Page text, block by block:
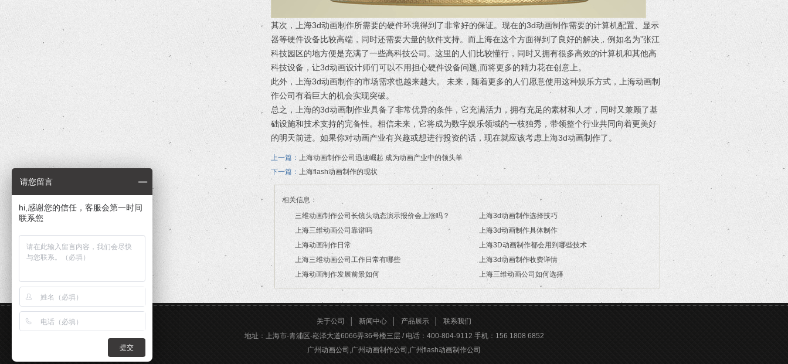
其次，上海3d动画制作所需要的硬件环境得到了非常好的保证。现在的3d动画制作需要的计算机配置、显示
器等硬件设备比较高端，同时还需要大量的软件支持。而上海在这个方面得到了良好的解决，例如名为”张江
科技园区的地方便是充满了一些高科技公司。这里的人们比较懂行，同时又拥有很多高效的计算机和其他高
科技设备，让3d动画设计师们可以不用担心硬件设备问题,而将更多的精力花在创意上。
此外，上海3d动画制作的市场需求也越来越大。 未来，随着更多的人们愿意使用这种娱乐方式，上海动画制
作公司有着巨大的机会实现突破。
总之，上海的3d动画制作业具备了非常优异的条件，它充满活力，拥有充足的素材和人才，同时又兼顾了基
础设施和技术支持的完备性。相信未来，它将成为数字娱乐领域的一枝独秀，带领整个行业共同向着更美好
的明天前进。如果你对动画产业有兴趣或想进行投资的话，现在就应该考虑上海3d动画制作了。
上一篇： 上海动画制作公司迅速崛起 成为动画产业中的领头羊
下一篇： 上海flash动画制作的现状
相关信息：
三维动画制作公司长镜头动态演示报价会上涨吗？
2026/07/21
上海3d动画制作选择技巧
2026/03/17
上海三维动画公司靠谱吗
2026/03/16
上海3d动画制作具体制作
2026/03/13
上海动画制作日常
2026/03/12
上海3D动画制作都会用到哪些技术
2026/03/02
上海三维动画公司工作日常有哪些
2026/02/28
上海3d动画制作收费详情
2026/02/26
上海动画制作发展前景如何
2026/02/24
上海三维动画公司如何选择
2026/01/30
关于公司 新闻中心 产品展示
联系我们
地址：上海市-青浦区-崧泽大道6066弄36号楼三层 / 电话：400-804-9112 手机：156 1808 6852
广州动画公司,广州动画制作公司,广州flash动画制作公司
请您留言
hi,感谢您的信任，客服会第一时间
联系您
提交